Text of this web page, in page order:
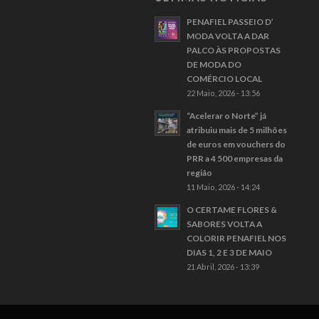
PENAFIEL PASSEIO D’
MODA VOLTA A DAR
PALCO ÀS PROPOSTAS
DE MODA DO
COMÉRCIO LOCAL
22 Maio, 2026 - 13:56
“Acelerar o Norte” já
atribuiu mais de 5 milhões
de euros em vouchers do
PRR a 4 500 empresas da
região
11 Maio, 2026 - 14:24
O CERTAME FLORES &
SABORES VOLTA A
COLORIR PENAFIEL NOS
DIAS 1, 2 E 3 DE MAIO
21 Abril, 2026 - 13:39